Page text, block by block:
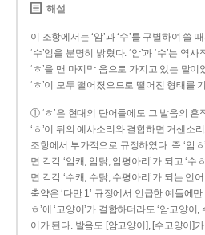
해설
이 조항에서는 ‘암’과 ‘수’를 구별하여 쓸
‘수’임을 분명히 밝혔다. ‘암’과 ‘수’는 역사
‘ㅎ’을 맨 마지막 음으로 가지고 있는 말
‘ㅎ’이 모두 떨어졌으므로 떨어진 형태를
① ‘ㅎ’은 현대의 단어들에도 그 발음의 흔
‘ㅎ’이 뒤의 예사소리와 결합하면 거센소
조항에서 부가적으로 규정하였다. 즉 ‘암ㅎ
면 각각 ‘암캐, 암탉, 암평아리’가 되고 ‘수
면 각각 ‘수캐, 수탉, 수평아리’가 되는 언
축약은 ‘다만 1’ 규정에서 언급한 예들에
ㅎ’에 ‘고양이’가 결합하더라도 ‘암고양이
어가 된다. 발음도 [암고양이], [수고양이]